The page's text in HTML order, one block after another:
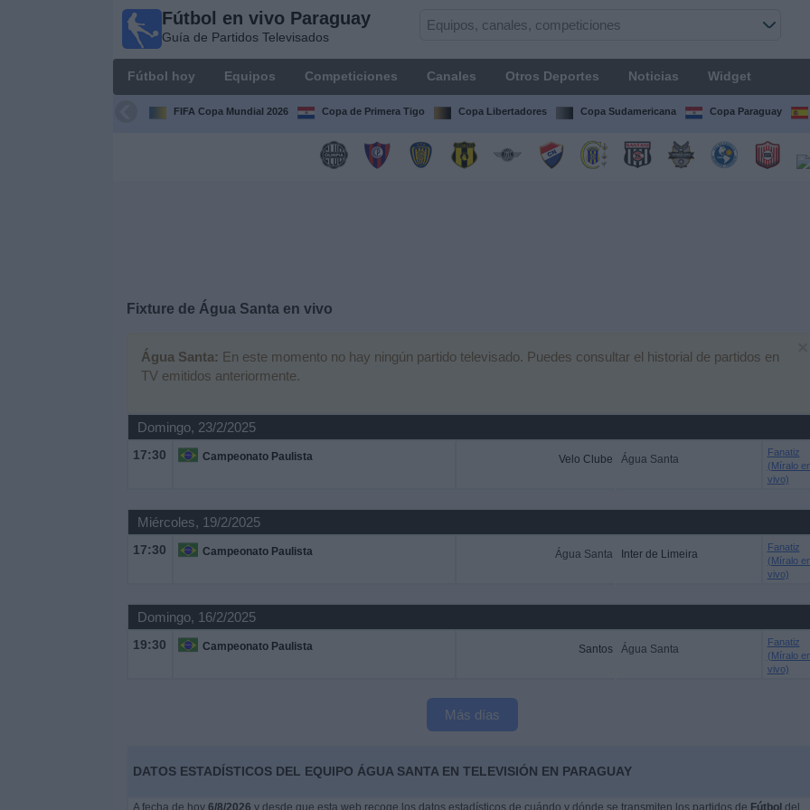
Fútbol en vivo Paraguay
Guía de Partidos Televisados
Fútbol hoy Equipos Competiciones Canales Otros Deportes Noticias Widget
FIFA Copa Mundial 2026 Copa de Primera Tigo Copa Libertadores Copa Sudamericana Copa Paraguay
Fixture de Água Santaen vivo
Água Santa: En este momento no hay ningún partido televisado. Puedes consultar el historial de partidos en
TV emitidos anteriormente.
Domingo, 23/2/2025
17:30 Campeonato Paulista Velo Clube Água Santa
Fanatiz
(Míralo en
vivo)
Miércoles, 19/2/2025
17:30 Campeonato Paulista Água Santa Inter de Limeira
Fanatiz
(Míralo en
vivo)
Domingo, 16/2/2025
19:30 Campeonato Paulista Santos Água Santa
Fanatiz
(Míralo en
vivo)
Más días
DATOS ESTADÍSTICOS DEL EQUIPO ÁGUA SANTA EN TELEVISIÓN EN PARAGUAY
A fecha de hoy 6/8/2026 y desde que esta web recoge los datos estadísticos de cuándo y dónde se transmiten los partidos de Fútbol del
Paraguay